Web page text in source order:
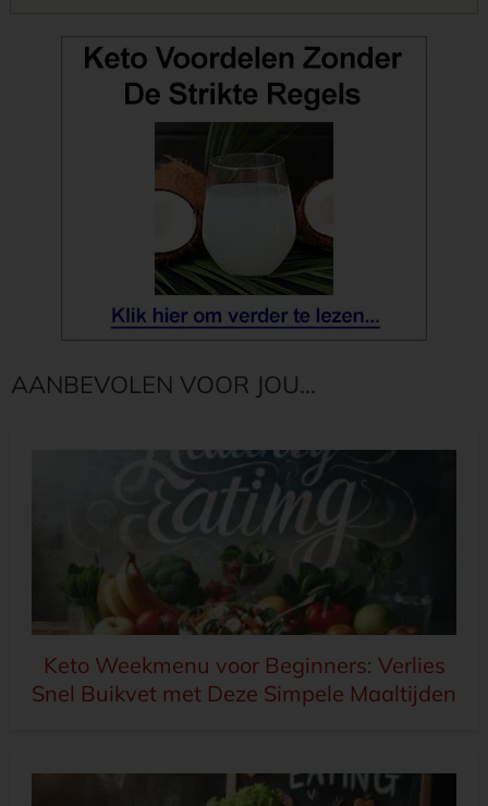
AANBEVOLEN VOOR JOU...
Keto Weekmenu voor Beginners: Verlies
Snel Buikvet met Deze Simpele Maaltijden